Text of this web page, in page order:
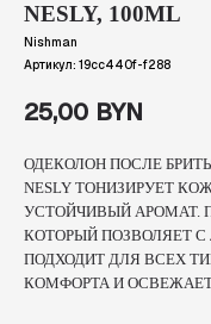
NESLY, 100ML
Nishman
Артикул: 19cc440f-f288
25,00 BYN
ОДЕКОЛОН ПОСЛЕ БРИТЬЯ
NESLY ТОНИЗИРУЕТ
УСТОЙЧИВЫЙ АРОМАТ.
КОТОРЫЙ ПОЗВОЛЯЕТ
ПОДХОДИТ ДЛЯ ВСЕХ
КОМФОРТА И